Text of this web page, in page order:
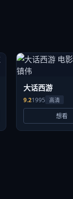
大话西游
9.21995 高清
想看